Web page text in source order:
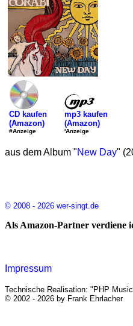
CD kaufen
(Amazon)
#Anzeige
mp3 kaufen
(Amazon)
'Anzeige
aus dem Album "New Day"
© 2008 - 2026 wer-singt.de
Als Amazon-Partner verdiene
Impressum
Technische Realisation: "PHP
© 2002 - 2026 by Frank Ehrlacher